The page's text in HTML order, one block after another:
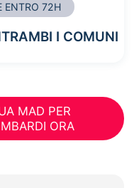
ENTRO 72H
I COMUNI
MAD PER
ORA